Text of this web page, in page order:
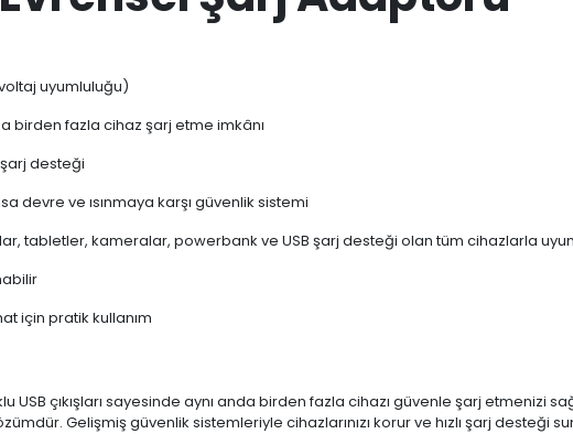
uyumluluğu)
birden fazla cihaz şarj etme imkânı
şarj desteği
devre ve ısınmaya karşı güvenlik sistemi
tabletler, kameralar, powerbank ve USB şarj desteği olan tüm cihazlarla
için pratik kullanım
USB çıkışları sayesinde aynı anda birden fazla cihazı güvenle şarj etmenizi
Gelişmiş güvenlik sistemleriyle cihazlarınızı korur ve hızlı şarj desteği